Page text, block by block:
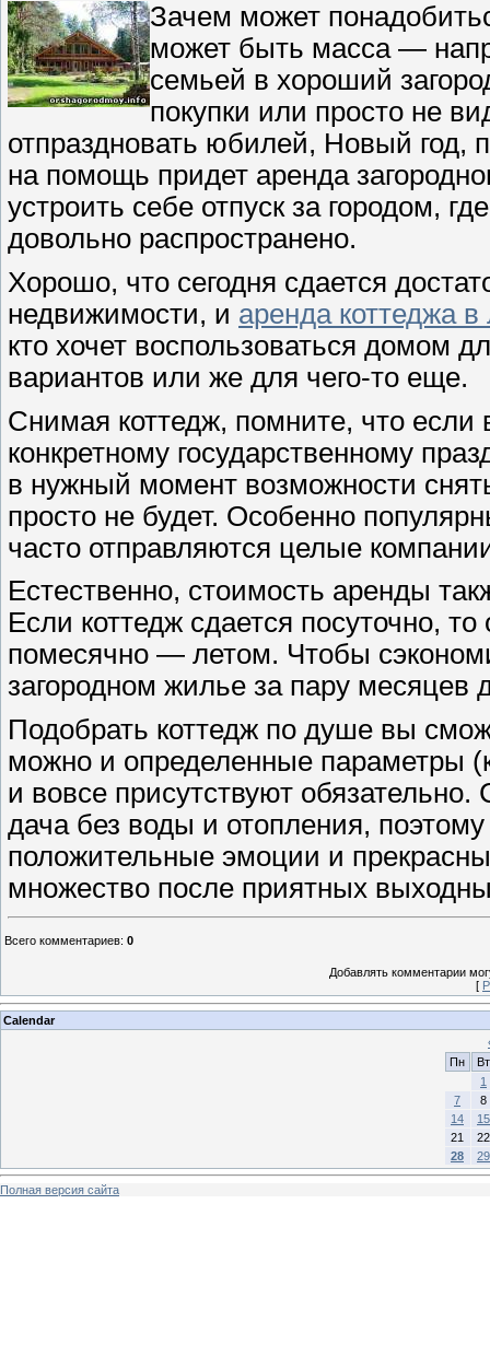
Зачем может
может быть масса —
семьей в хороший
покупки или просто не
отпраздновать юбилей, Новый год,
на помощь придет аренда
устроить себе отпуск за городом,
довольно распространено.
Хорошо, что сегодня сдается
недвижимости, и аренда коттеджа
кто хочет воспользоваться домом
вариантов или же для чего-то еще.
Снимая коттедж, помните, что если
конкретному государственному
в нужный момент возможности
просто не будет. Особенно
часто отправляются целые
Естественно, стоимость аренды
Если коттедж сдается посуточно,
помесячно — летом. Чтобы
загородном жилье за пару месяцев
Подобрать коттедж по душе вы
можно и определенные параметры
и вовсе присутствуют
дача без воды и отопления,
положительные эмоции и
множество после приятных
Всего комментариев: 0
Добавлять комментарии
[
Calendar
Пн
Вт
1
7
8
14
15
21
22
28
29
Полная версия сайта